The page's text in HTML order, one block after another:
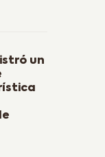
un